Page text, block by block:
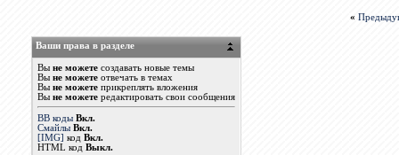
«
Ваши права в разделе
Вы не можетесоздавать новые темы
Вы не можетеотвечать в темах
Вы не можетеприкреплять вложения
Вы не можетередактировать свои сообщения
BB коды Вкл.
Смайлы Вкл.
[IMG] код Вкл.
HTML код Выкл.